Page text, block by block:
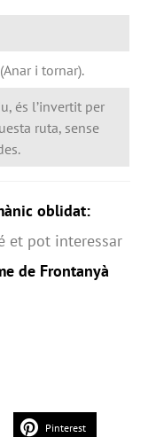
i tornar).
és l’invertit per
ruta, sense
oblidat:
et pot interessar
de Frontanyà
Pinterest